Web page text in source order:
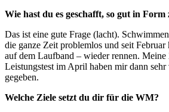
Wie hast du es geschafft, so gut in Form
Das ist eine gute Frage (lacht).
die ganze Zeit problemlos und seit
auf dem Laufband – wieder rennen.
Leistungstest im April haben mir dann sehr
gegeben.
Welche Ziele setzt du dir für die WM?